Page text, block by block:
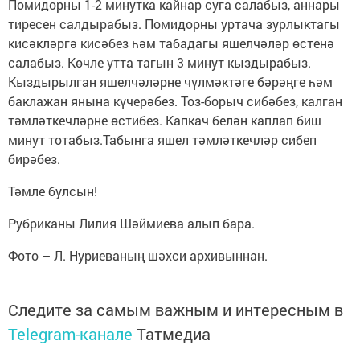
Помидорны 1-2 минутка кайнар суга салабыз, аннары
тиресен салдырабыз. Помидорны уртача зурлыктагы
кисәкләргә кисәбез һәм табадагы яшелчәләр өстенә
салабыз. Көчле утта тагын 3 минут кыздырабыз.
Кыздырылган яшелчәләрне чүлмәктәге бәрәңге һәм
баклажан янына күчерәбез. Тоз-борыч сибәбез, калган
тәмләткечләрне өстибез. Капкач белән каплап биш
минут тотабыз.Табынга яшел тәмләткечләр сибеп
бирәбез.
Тәмле булсын!
Рубриканы Лилия Шәймиева алып бара.
Фото – Л. Нуриеваның шәхси архивыннан.
Следите за самым важным и интересным в
Telegram-канале Татмедиа